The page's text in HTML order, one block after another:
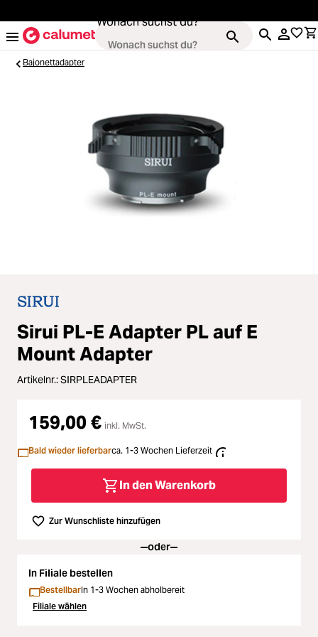
Wonach suchst du?
Kameras
Objektive
Video & Drohnen
Loading...
Loading...
Licht & Studio
Loading...
Loading...
Ferngläser
Loading...
Second Hand
Loading...
SALE
Loading...
Bajonettadapter
Sirui PL-E Adapter PL auf E
Mount Adapter
Artikelnr.:SIRPLEADAPTER
159,00 € inkl. MwSt.
Bald wieder lieferbarca. 1-3 Wochen Lieferzeit
In den Warenkorb
Zur Wunschliste hinzufügen
oder
In Filiale bestellen
BestellbarIn 1-3 Wochen abholbereit
Filiale wählen